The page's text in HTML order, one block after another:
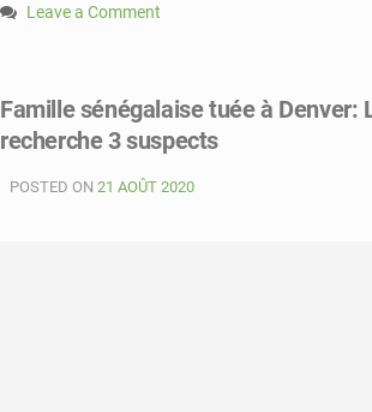
Leave a Comment
Covid
:
USA
Famille sénégalaise tuée à Denver:
recherche 3 suspects
POSTED ON 21 AOÛT 2020